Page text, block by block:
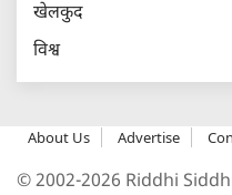
खेलकुद
विश्व
About Us Advertise
© 2002-2026 Riddhi